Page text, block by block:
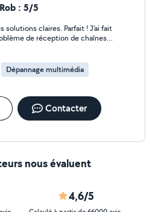
securite cam
: 5/5
claires. Parfait ! J'ai fait
de réception de chaînes
toute l'installation et a été très
su poser un diagnostic précis et
vivement
Dépannage multimédia
Contacter
nous évaluent
4,6/5